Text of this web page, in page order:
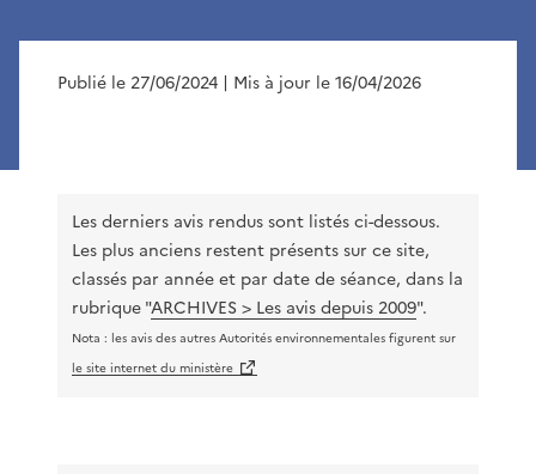
Publié le 27/06/2024 | Mis à jour le 16/04/2026
Les derniers avis rendus sont listés ci-dessous.
Les plus anciens restent présents sur ce site,
classés par année et par date de séance, dans la
rubrique "ARCHIVES > Les avis depuis 2009".
Nota : les avis des autres Autorités environnementales figurent sur
le site internet du ministère